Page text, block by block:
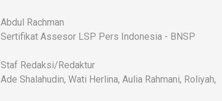
Abdul Rachman
Sertifikat Assesor LSP Pers Indonesia - BNSP
Staf Redaksi/Redaktur
Ade Shalahudin, Wati Herlina, Aulia Rahmani, Roliyah,